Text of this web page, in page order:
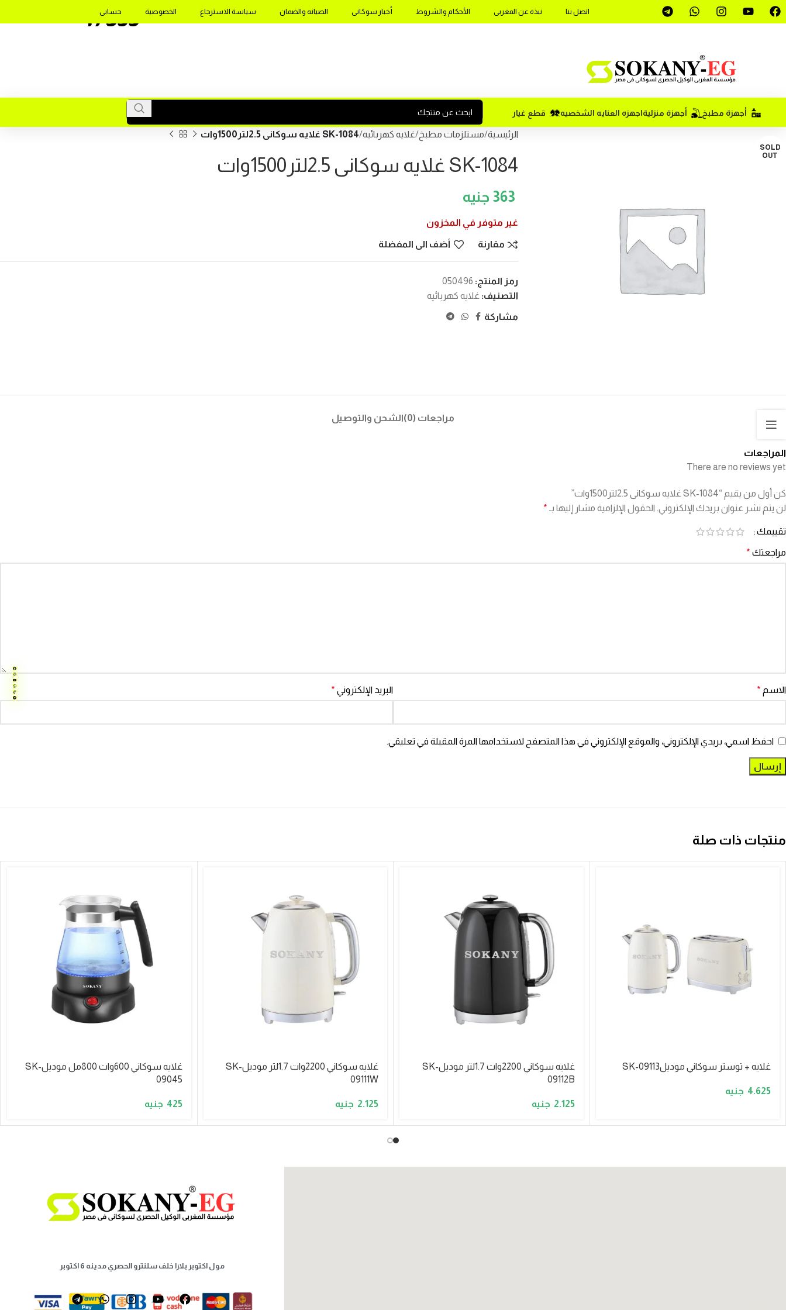
اتصل بنا نبذة عن المغربى الأحكام والشروط أخبار سوكانى الصيانه والضمان سياسة الاسترجاع الخصوصية حسابى
17355
أجهزة مطبخ أجهزة منزليةاجهزه العنايه الشخصيه قطع غيار
SOLD
OUT
الرئيسية مستلزمات مطبخ غلايه كهربائيه SK-1084 غلايه سوكانى 2.5لتر1500وات
SK-1084 غلايه سوكانى 2.5لتر1500وات
363
غير متوفر في المخزون
مقارنة أضف الى المفضلة
رمز المنتج: 050496
التصنيف: غلايه كهربائيه
مشاركة
مراجعات (0) الشحن والتوصيل
المراجعات
There are no reviews yet
كن أول من يقيم “SK-1084 غلايه سوكانى 2.5لتر1500وات”
لن يتم نشر عنوان بريدك الإلكتروني. الحقول الإلزامية مشار إليها بـ *
تقييمك
مراجعتك *
الاسم * البريد الإلكتروني *
احفظ اسمي، بريدي الإلكتروني، والموقع الإلكتروني في هذا المتصفح لاستخدامها المرة المقبلة في تعليقي.
منتجات ذات صلة
غلايه + توستر سوكاني موديلSK-09113
4.625
غلايه سوكاني 2200وات 1.7لتر موديلSK-
09112B
2.125
غلايه سوكاني 2200وات 1.7لتر موديلSK-
09111W
2.125
غلايه سوكاني 600وات 800مل موديلSK-
09045
425
مول اكتوبر بلازا خلف سلنترو الحصري مدينه 6 اكتوبر